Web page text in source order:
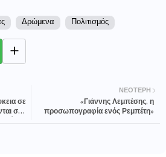
Δρώμενα Πολιτισμός
ΝΕΌΤΕΡΗ
«Γιάννης Λεμπέσης, η
προσωπογραφία ενός Ρεμπέτη»
σε
σε